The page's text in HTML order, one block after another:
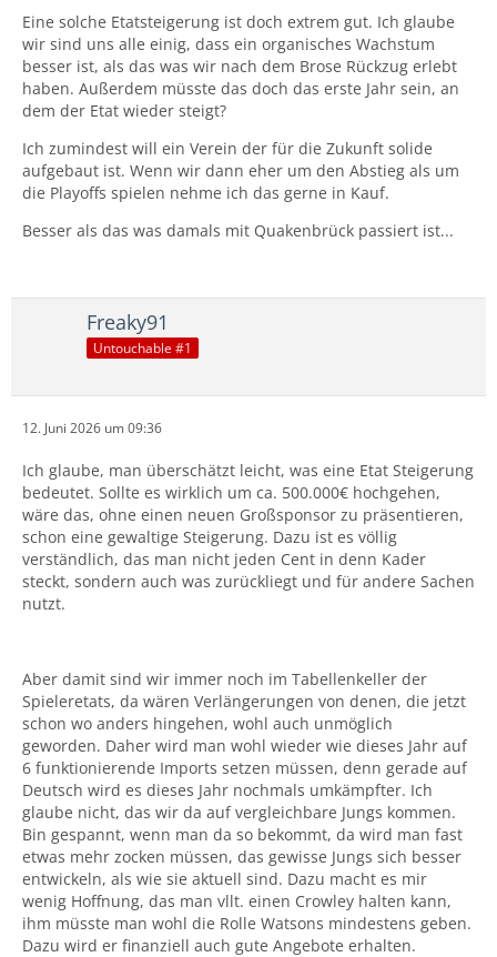
Eine solche Etatsteigerung ist doch extrem gut. Ich glaube
wir sind uns alle einig, dass ein organisches Wachstum
besser ist, als das was wir nach dem Brose Rückzug erlebt
haben. Außerdem müsste das doch das erste Jahr sein, an
dem der Etat wieder steigt?
Ich zumindest will ein Verein der für die Zukunft solide
aufgebaut ist. Wenn wir dann eher um den Abstieg als um
die Playoffs spielen nehme ich das gerne in Kauf.
Besser als das was damals mit Quakenbrück passiert ist...
Freaky91
Untouchable #1
12. Juni 2026 um 09:36
Ich glaube, man überschätzt leicht, was eine Etat Steigerung
bedeutet. Sollte es wirklich um ca. 500.000€ hochgehen,
wäre das, ohne einen neuen Großsponsor zu präsentieren,
schon eine gewaltige Steigerung. Dazu ist es völlig
verständlich, das man nicht jeden Cent in denn Kader
steckt, sondern auch was zurückliegt und für andere Sachen
nutzt.
Aber damit sind wir immer noch im Tabellenkeller der
Spieleretats, da wären Verlängerungen von denen, die jetzt
schon wo anders hingehen, wohl auch unmöglich
geworden. Daher wird man wohl wieder wie dieses Jahr auf
6 funktionierende Imports setzen müssen, denn gerade auf
Deutsch wird es dieses Jahr nochmals umkämpfter. Ich
glaube nicht, das wir da auf vergleichbare Jungs kommen.
Bin gespannt, wenn man da so bekommt, da wird man fast
etwas mehr zocken müssen, das gewisse Jungs sich besser
entwickeln, als wie sie aktuell sind. Dazu macht es mir
wenig Hoffnung, das man vllt. einen Crowley halten kann,
ihm müsste man wohl die Rolle Watsons mindestens geben.
Dazu wird er finanziell auch gute Angebote erhalten.